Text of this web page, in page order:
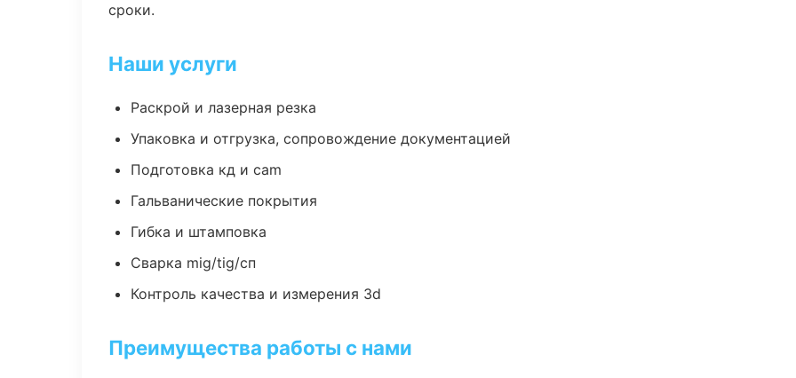
сроки.
Наши услуги
Раскрой и лазерная резка
Упаковка и отгрузка, сопровождение документацией
Подготовка кд и cam
Гальванические покрытия
Гибка и штамповка
Сварка mig/tig/сп
Контроль качества и измерения 3d
Преимущества работы с нами